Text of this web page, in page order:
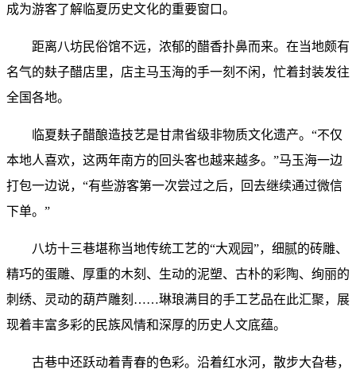
成为游客了解临夏历史文化的重要窗口。
距离八坊民俗馆不远，浓郁的醋香扑鼻而来。在当地颇有
名气的麸子醋店里，店主马玉海的手一刻不闲，忙着封装发往
全国各地。
临夏麸子醋酿造技艺是甘肃省级非物质文化遗产。“不仅
本地人喜欢，这两年南方的回头客也越来越多。”马玉海一边
打包一边说，“有些游客第一次尝过之后，回去继续通过微信
下单。”
八坊十三巷堪称当地传统工艺的“大观园”，细腻的砖雕、
精巧的蛋雕、厚重的木刻、生动的泥塑、古朴的彩陶、绚丽的
刺绣、灵动的葫芦雕刻……琳琅满目的手工艺品在此汇聚，展
现着丰富多彩的民族风情和深厚的历史人文底蕴。
古巷中还跃动着青春的色彩。沿着红水河，散步大旮巷，